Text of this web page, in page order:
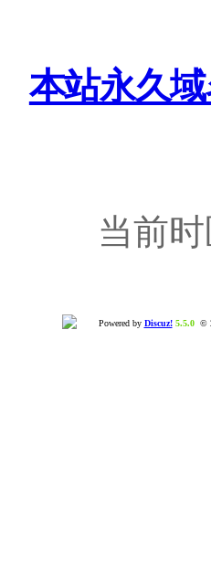
本站永久
当前
Powered by Discuz! 5.5.0©